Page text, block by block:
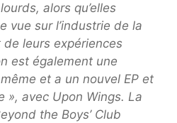
alors qu’elles
vue sur l’industrie de la
leurs expériences
est également une
et a un nouvel EP et
», avec Upon Wings. La
the Boys’ Club